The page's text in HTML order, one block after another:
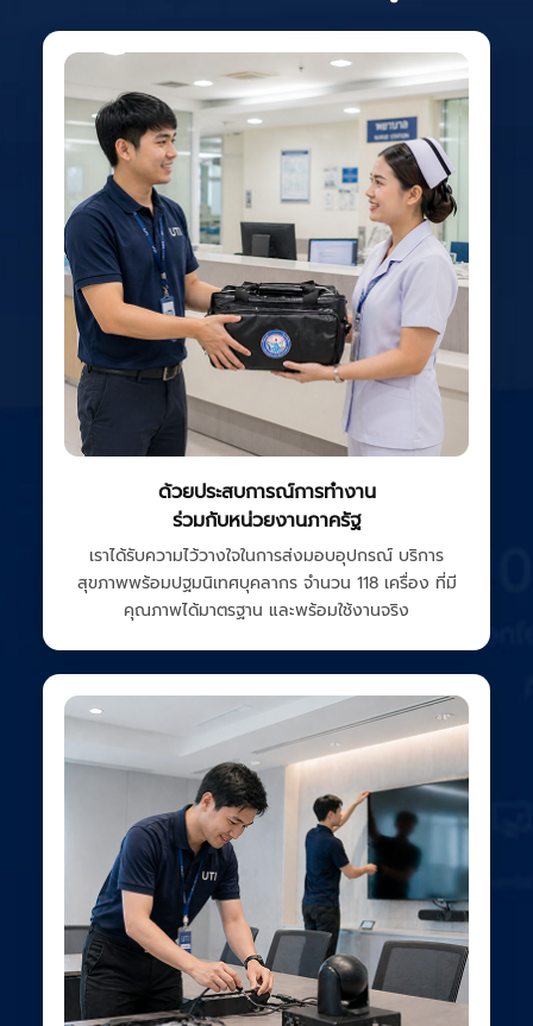
ด้วยประสบการณ์การทำงาน
ร่วมกับหน่วยงานภาครัฐ
เราได้รับความไว้วางใจในการส่งมอบอุปกรณ์ บริการ
สุขภาพพร้อมปฐมนิเทศบุคลากร จำนวน 118 เครื่อง ที่มี
คุณภาพได้มาตรฐาน และพร้อมใช้งานจริง